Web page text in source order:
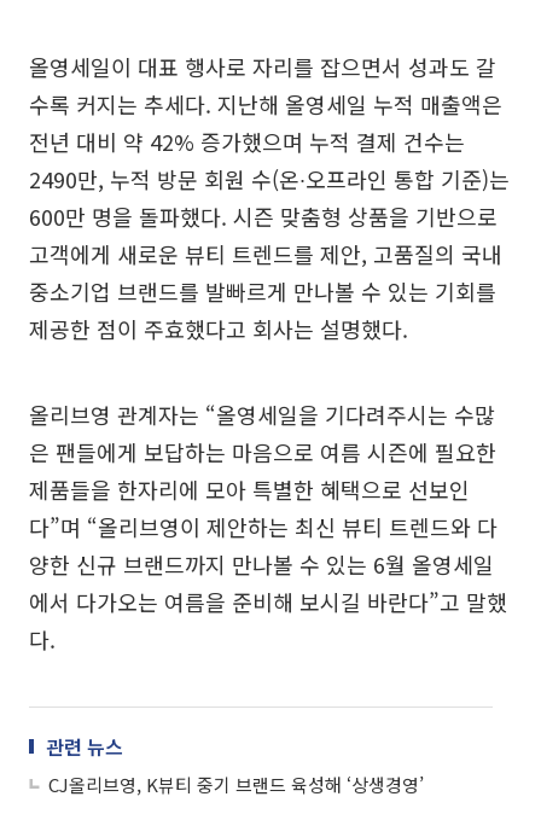
올영세일이 대표 행사로 자리를 잡으면서 성과도 갈
수록 커지는 추세다. 지난해 올영세일 누적 매출액은
전년 대비 약 42% 증가했으며 누적 결제 건수는
2490만, 누적 방문 회원 수(온∙오프라인 통합 기준)는
600만 명을 돌파했다. 시즌 맞춤형 상품을 기반으로
고객에게 새로운 뷰티 트렌드를 제안, 고품질의 국내
중소기업 브랜드를 발빠르게 만나볼 수 있는 기회를
제공한 점이 주효했다고 회사는 설명했다.
올리브영 관계자는 “올영세일을 기다려주시는 수많
은 팬들에게 보답하는 마음으로 여름 시즌에 필요한
제품들을 한자리에 모아 특별한 혜택으로 선보인
다”며 “올리브영이 제안하는 최신 뷰티 트렌드와 다
양한 신규 브랜드까지 만나볼 수 있는 6월 올영세일
에서 다가오는 여름을 준비해 보시길 바란다”고 말했
다.
관련 뉴스
CJ올리브영, K뷰티 중기 브랜드 육성해 ‘상생경영’